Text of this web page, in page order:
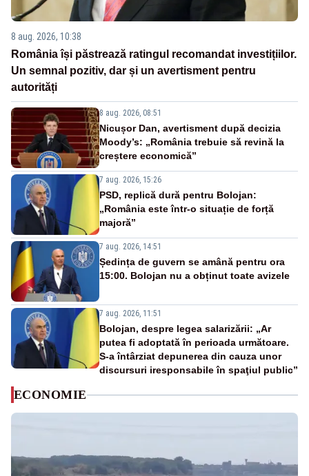
8 aug. 2026, 10:38
România își păstrează ratingul recomandat investițiilor.
Un semnal pozitiv, dar și un avertisment pentru
autorități
8 aug. 2026, 08:51
Nicușor Dan, avertisment după decizia
Moody’s: „România trebuie să revină la
creștere economică”
7 aug. 2026, 15:26
PSD, replică dură pentru Bolojan:
„România este într-o situație de forță
majoră”
7 aug. 2026, 14:51
Ședința de guvern se amână pentru ora
15:00. Bolojan nu a obținut toate avizele
7 aug. 2026, 11:51
Bolojan, despre legea salarizării: „Ar
putea fi adoptată în perioada următoare.
S-a întârziat depunerea din cauza unor
discursuri iresponsabile în spaţiul public”
ECONOMIE